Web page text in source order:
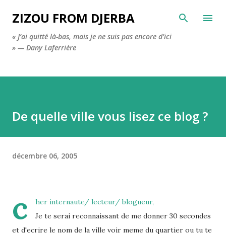
Accéder au contenu principal
ZIZOU FROM DJERBA
« J’ai quitté là-bas, mais je ne suis pas encore d’ici
» — Dany Laferrière
De quelle ville vous lisez ce blog ?
décembre 06, 2005
c
her internaute/ lecteur/ blogueur,
Je te serai reconnaissant de me donner 30 secondes
et d'ecrire le nom de la ville voir meme du quartier ou tu te